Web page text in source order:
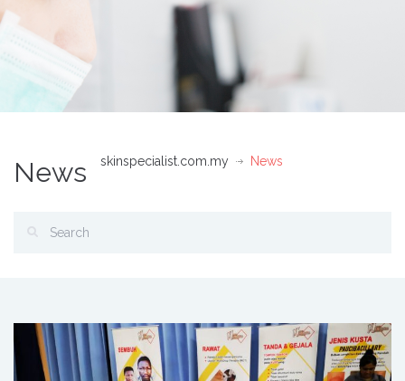
News skinspecialist.com.my News